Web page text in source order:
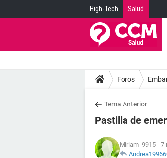
High-Tech Salud
Foros
Tema Anterior
Pastilla de
Miriam_9915 - 7